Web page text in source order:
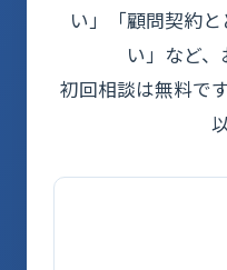
い」「顧問契約
い」など、
初回相談は無料で